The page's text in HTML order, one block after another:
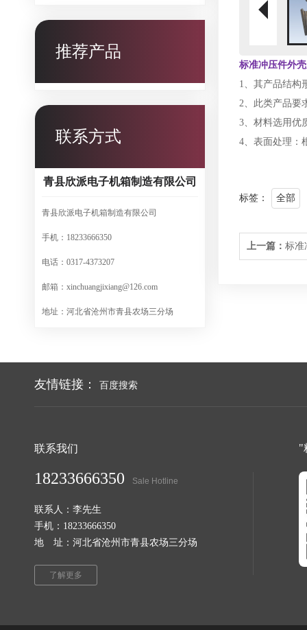
推荐产品
联系方式
青县欣派电子机箱制造有限公司
青县欣派电子机箱制造有限公司
手机：18233666350
电话：0317-4373207
邮箱：xinchuangjixiang@126.com
地址：河北省沧州市青县农场三分场
标准冲压件外
1、其产品结构
2、此类产品要
3、材料选用优
4、表面处理：
标签： 全部
上一篇： 标准
友情链接： 百度搜索
联系我们
18233666350 Sale Hotline
联系人：李先生
手机：18233666350
地 址：河北省沧州市青县农场三分场
了解更多
"